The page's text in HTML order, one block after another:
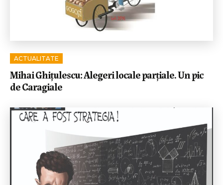
ACTUALITATE
Mihai Ghițulescu: Alegeri locale parțiale. Un pic
de Caragiale